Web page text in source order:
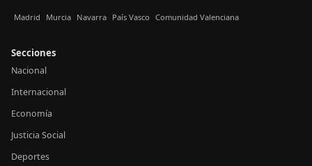
Madrid Murcia Navarra País Vasco Comunidad Valenciana
Secciones
Nacional
Internacional
Economía
Justicia Social
Deportes